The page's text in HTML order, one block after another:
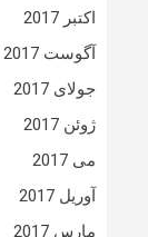
اکتبر 2017
آگوست 2017
جولای 2017
ژوئن 2017
می 2017
آوریل 2017
مارس 2017